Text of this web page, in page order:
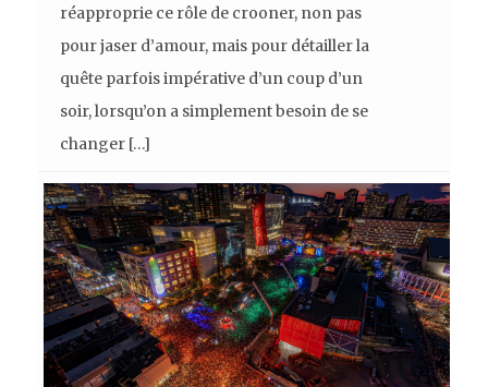
réapproprie ce rôle de crooner, non pas
pour jaser d’amour, mais pour détailler la
quête parfois impérative d’un coup d’un
soir, lorsqu’on a simplement besoin de se
changer […]